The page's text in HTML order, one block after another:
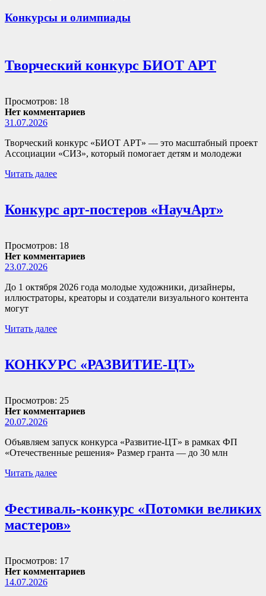
Конкурсы и олимпиады
Творческий конкурс БИОТ АРТ
Просмотров: 18
Нет комментариев
31.07.2026
Творческий конкурс «БИОТ АРТ» — это масштабный проект
Ассоциации «СИЗ», который помогает детям и молодежи
Читать далее
Конкурс арт-постеров «НаучАрт»
Просмотров: 18
Нет комментариев
23.07.2026
До 1 октября 2026 года молодые художники, дизайнеры,
иллюстраторы, креаторы и создатели визуального контента
могут
Читать далее
КОНКУРС «РАЗВИТИЕ-ЦТ»
Просмотров: 25
Нет комментариев
20.07.2026
Объявляем запуск конкурса «Развитие-ЦТ» в рамках ФП
«Отечественные решения» Размер гранта — до 30 млн
Читать далее
Фестиваль-конкурс «Потомки великих
мастеров»
Просмотров: 17
Нет комментариев
14.07.2026